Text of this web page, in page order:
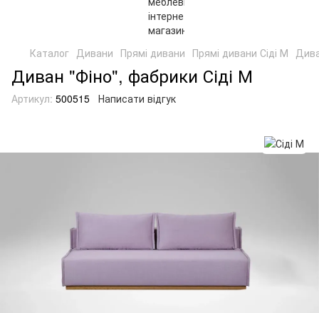
Каталог Дивани Прямі дивани Прямі дивани Сіді М
Диван "Фіно", фабрики Сіді М
Артикул: 500515 Написати відгук